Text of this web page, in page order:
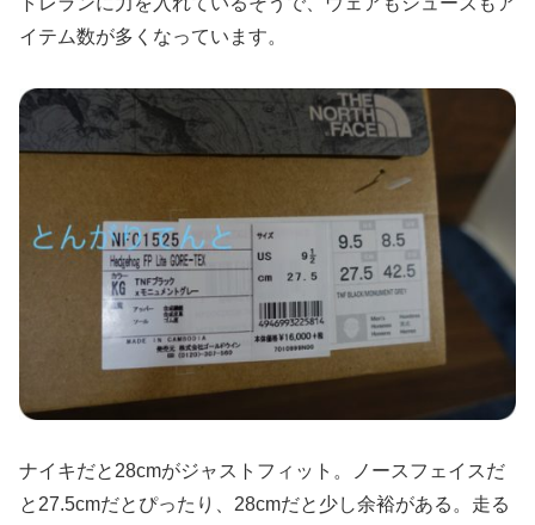
イテム数が多くなっています。
ナイキだと28cmがジャストフィット。ノースフェイスだ
と27.5cmだとぴったり、28cmだと少し余裕がある。走る